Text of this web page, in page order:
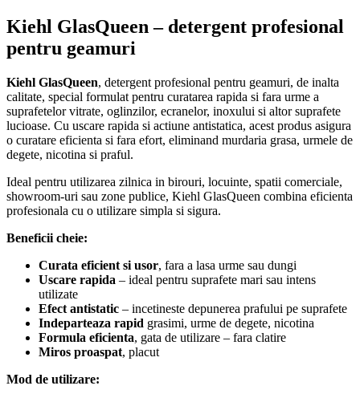
Kiehl GlasQueen – detergent profesional
pentru geamuri
Kiehl GlasQueen, detergent profesional pentru geamuri, de inalta
calitate, special formulat pentru curatarea rapida si fara urme a
suprafetelor vitrate, oglinzilor, ecranelor, inoxului si altor suprafete
lucioase. Cu uscare rapida si actiune antistatica, acest produs asigura
o curatare eficienta si fara efort, eliminand murdaria grasa, urmele de
degete, nicotina si praful.
Ideal pentru utilizarea zilnica in birouri, locuinte, spatii comerciale,
showroom-uri sau zone publice, Kiehl GlasQueen combina eficienta
profesionala cu o utilizare simpla si sigura.
Beneficii cheie:
Curata eficient si usor, fara a lasa urme sau dungi
Uscare rapida – ideal pentru suprafete mari sau intens
utilizate
Efect antistatic – incetineste depunerea prafului pe suprafete
Indeparteaza rapid grasimi, urme de degete, nicotina
Formula eficienta, gata de utilizare – fara clatire
Miros proaspat, placut
Mod de utilizare: